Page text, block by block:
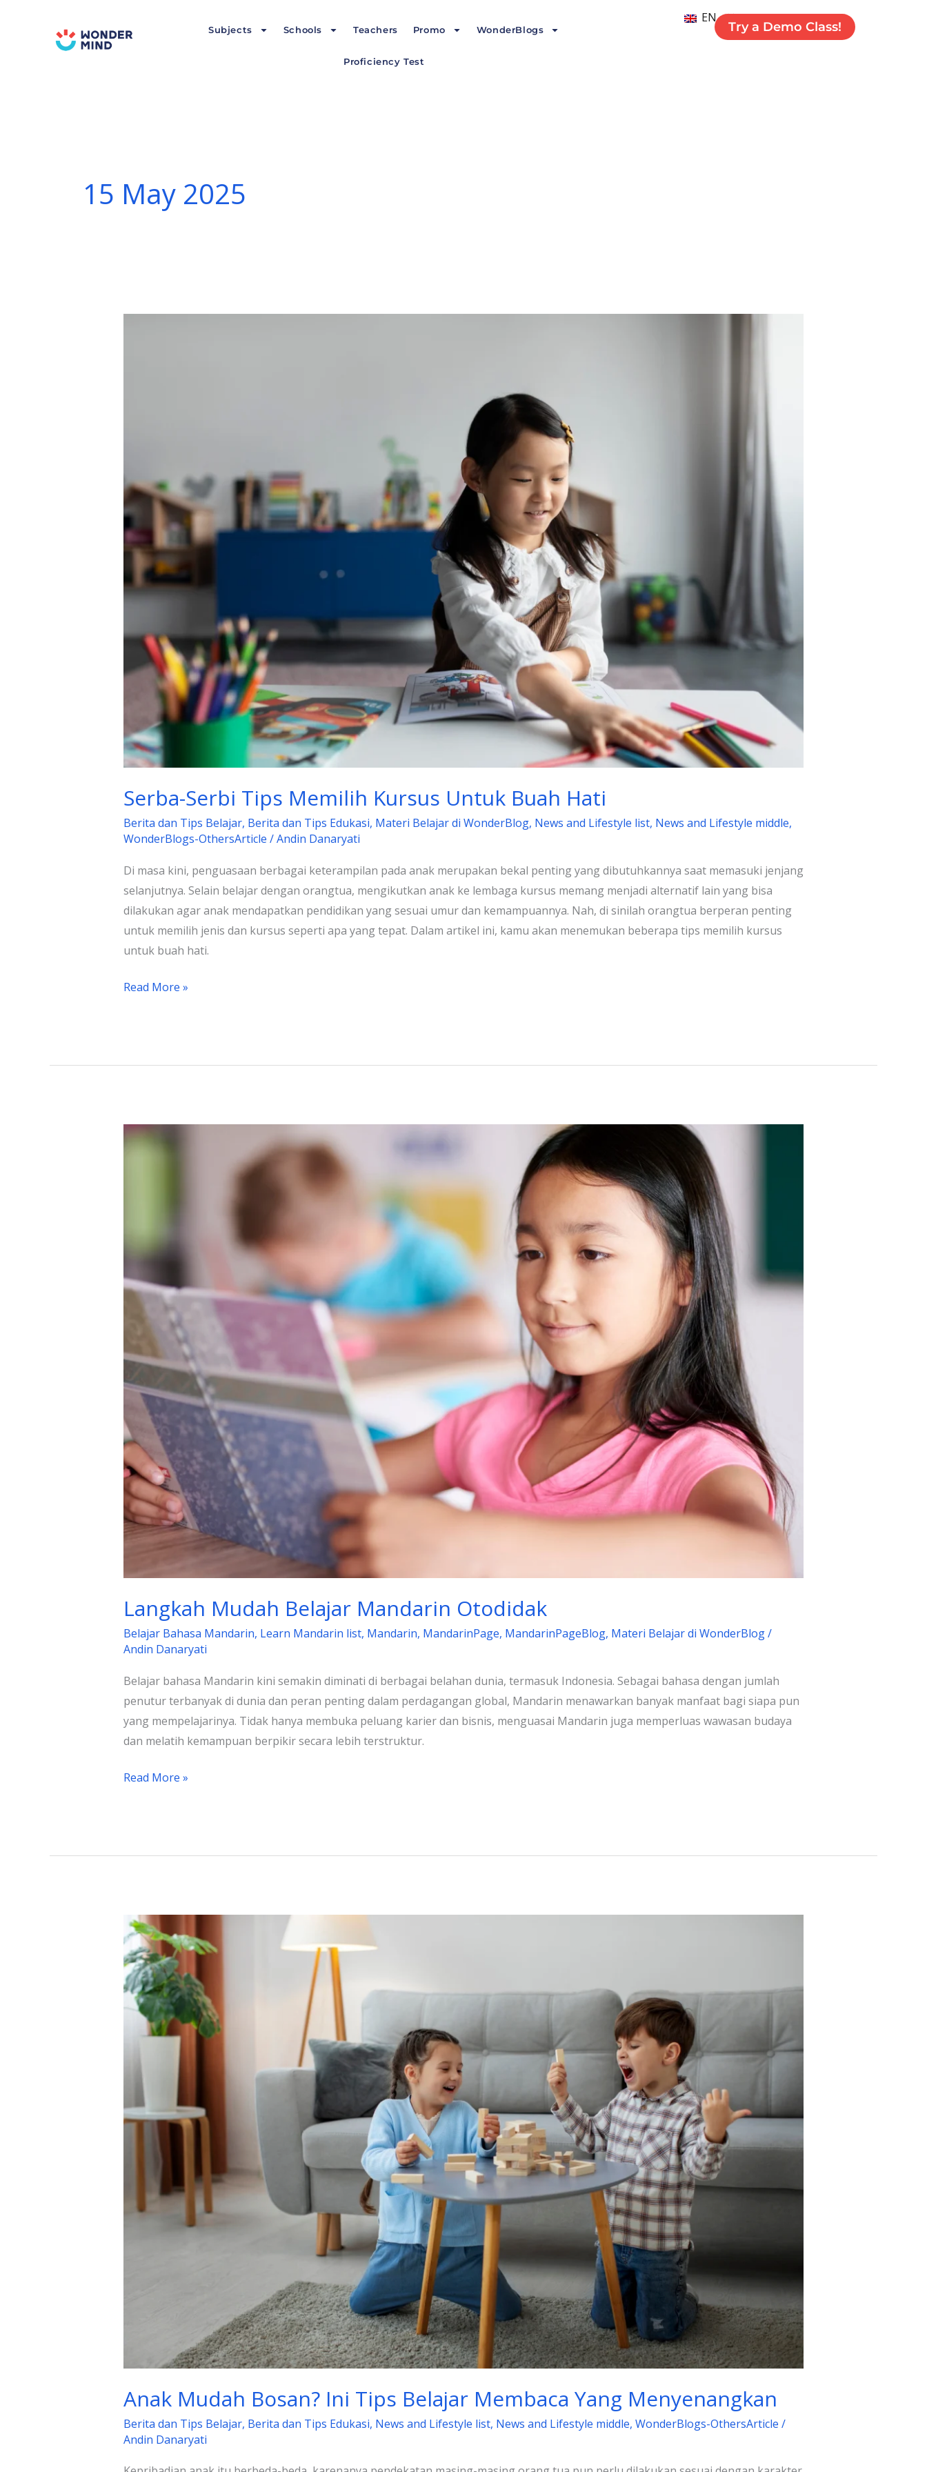
Subjects Schools Teachers Promo WonderBlogs
Proficiency Test
EN
Try a Demo Class!
15 May 2025
Serba-Serbi Tips Memilih Kursus Untuk Buah Hati
Berita dan Tips Belajar, Berita dan Tips Edukasi, Materi Belajar di WonderBlog, News and Lifestyle list, News and Lifestyle middle,
WonderBlogs-OthersArticle /Andin Danaryati
Di masa kini, penguasaan berbagai keterampilan pada anak merupakan bekal penting yang dibutuhkannya saat memasuki jenjang
selanjutnya. Selain belajar dengan orangtua, mengikutkan anak ke lembaga kursus memang menjadi alternatif lain yang bisa
dilakukan agar anak mendapatkan pendidikan yang sesuai umur dan kemampuannya. Nah, di sinilah orangtua berperan penting
untuk memilih jenis dan kursus seperti apa yang tepat. Dalam artikel ini, kamu akan menemukan beberapa tips memilih kursus
untuk buah hati.
Read More »
Langkah Mudah Belajar Mandarin Otodidak
Belajar Bahasa Mandarin, Learn Mandarin list, Mandarin, MandarinPage, MandarinPageBlog, Materi Belajar di WonderBlog/
Andin Danaryati
Belajar bahasa Mandarin kini semakin diminati di berbagai belahan dunia, termasuk Indonesia. Sebagai bahasa dengan jumlah
penutur terbanyak di dunia dan peran penting dalam perdagangan global, Mandarin menawarkan banyak manfaat bagi siapa pun
yang mempelajarinya. Tidak hanya membuka peluang karier dan bisnis, menguasai Mandarin juga memperluas wawasan budaya
dan melatih kemampuan berpikir secara lebih terstruktur.
Langkah
Read More »
Anak Mudah Bosan? Ini Tips Belajar Membaca Yang Menyenangkan
Berita dan Tips Belajar, Berita dan Tips Edukasi, News and Lifestyle list, News and Lifestyle middle, WonderBlogs-OthersArticle /
Andin Danaryati
Anak
Mudah
Bosan?
Ini
Tips
Belajar
Yang
Menyenangkan